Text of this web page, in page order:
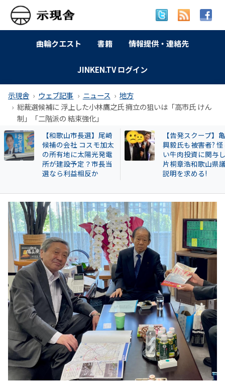
曲輪クエスト 書籍 情報提供・連絡先
JINKEN.TV ログイン
示現舎 ウェブ記事 ニュース
地方
総裁選候補に 浮上した小林鷹之氏 擁立の狙いは「高市氏 けん
制」「二階派の 結束強化」
【告発スクープ】亀田
興毅氏も被害者? 怪し
い牛肉投資に関与した
片桐章浩和歌山県議に
説明を求める!
【岐南町】セクハ
動その後 議員全員
〝謎ルール〟導入
会は混乱！現町長
撃すると…